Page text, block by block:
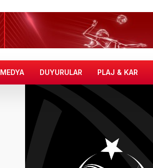
MEDYA DUYURULAR PLAJ & KAR